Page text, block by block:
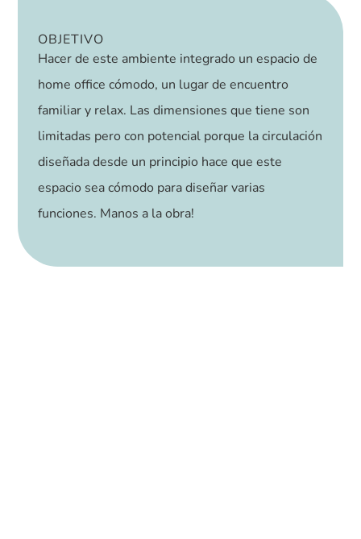
OBJETIVO
Hacer de este ambiente integrado un espacio de
home office cómodo, un lugar de encuentro
familiar y relax. Las dimensiones que tiene son
limitadas pero con potencial porque la circulación
diseñada desde un principio hace que este
espacio sea cómodo para diseñar varias
funciones. Manos a la obra!